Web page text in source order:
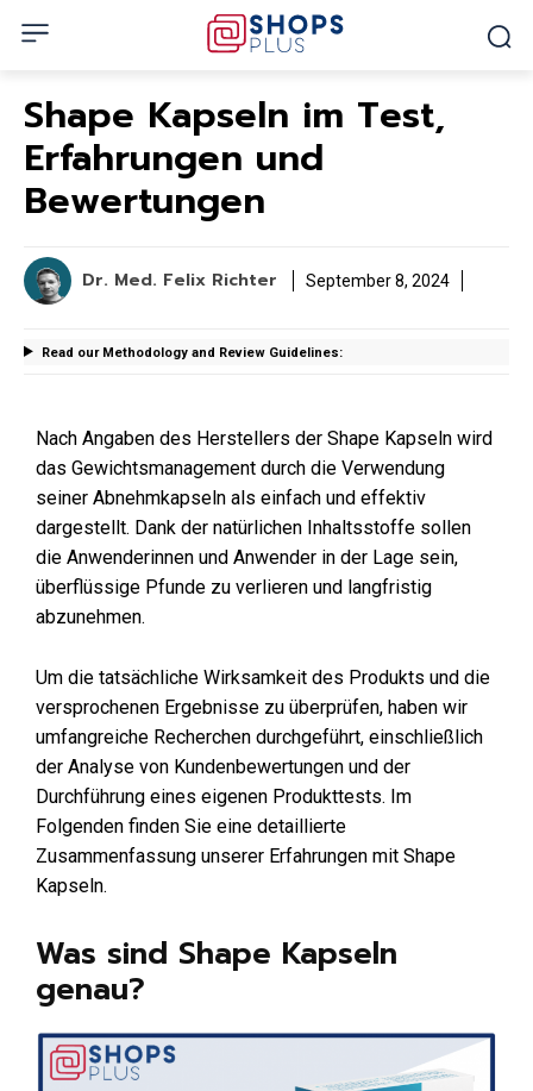
Shape Kapseln im Test,
Erfahrungen und
Bewertungen
Dr. Med. Felix Richter September 8, 2024
Read our Methodology and Review Guidelines:
Nach Angaben des Herstellers der Shape Kapseln wird
das Gewichtsmanagement durch die Verwendung
seiner Abnehmkapseln als einfach und effektiv
dargestellt. Dank der natürlichen Inhaltsstoffe sollen
die Anwenderinnen und Anwender in der Lage sein,
überflüssige Pfunde zu verlieren und langfristig
abzunehmen.
Um die tatsächliche Wirksamkeit des Produkts und die
versprochenen Ergebnisse zu überprüfen, haben wir
umfangreiche Recherchen durchgeführt, einschließlich
der Analyse von Kundenbewertungen und der
Durchführung eines eigenen Produkttests. Im
Folgenden finden Sie eine detaillierte
Zusammenfassung unserer Erfahrungen mit Shape
Kapseln.
Was sind Shape Kapseln
genau?